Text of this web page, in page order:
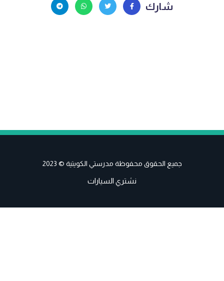
شارك
جميع الحقوق محفوظة مدرستي الكويتية © 2023
نشتري السيارات